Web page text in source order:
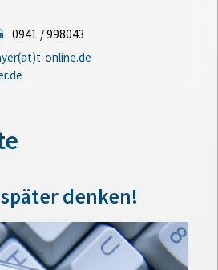
0941 / 998043
online.de
denken!